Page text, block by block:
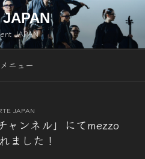
JAPAN
メニュー
JAPAN
ャンネル」にてmezzo
ました！